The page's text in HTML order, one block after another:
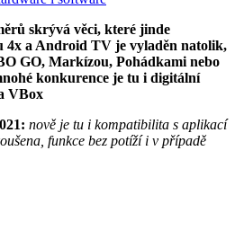
skrývá věci, které jinde
a Android TV je vyladěn natolik,
GO, Markízou, Pohádkami nebo
konkurence je tu i digitální
VBox
nově je tu i kompatibilita s aplikací
funkce bez potíží i v případě